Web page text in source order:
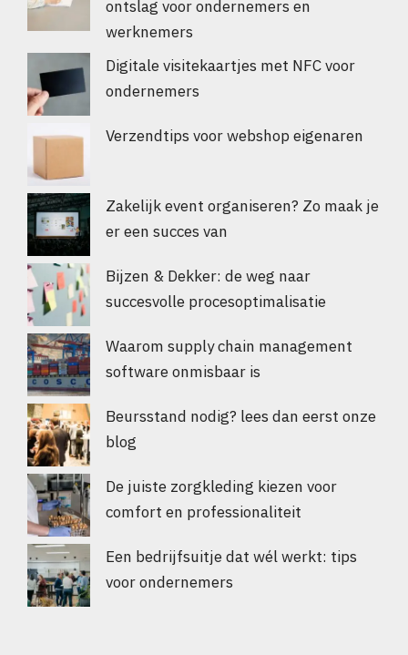
ontslag voor ondernemers en
werknemers
Digitale visitekaartjes met NFC voor
ondernemers
Verzendtips voor webshop eigenaren
Zakelijk event organiseren? Zo maak je
er een succes van
Bijzen & Dekker: de weg naar
succesvolle procesoptimalisatie
Waarom supply chain management
software onmisbaar is
Beursstand nodig? lees dan eerst onze
blog
De juiste zorgkleding kiezen voor
comfort en professionaliteit
Een bedrijfsuitje dat wél werkt: tips
voor ondernemers